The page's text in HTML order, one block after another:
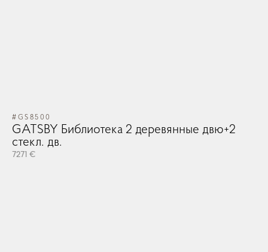
#GS8500
GATSBY Библиотека 2 деревянные двю+2
стекл. дв.
7271 €